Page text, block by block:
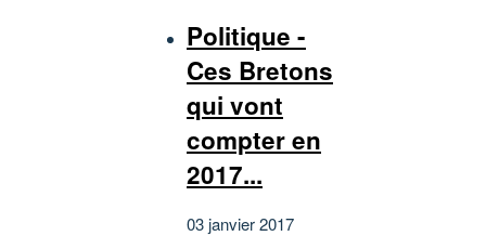
Politique -
Ces Bretons
qui vont
compter en
2017...
03 janvier 2017